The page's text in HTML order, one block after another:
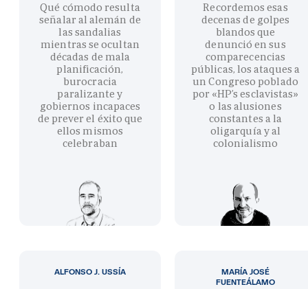
Qué cómodo resulta
señalar al alemán de
las sandalias
mientras se ocultan
décadas de mala
planificación,
burocracia
paralizante y
gobiernos incapaces
de prever el éxito que
ellos mismos
celebraban
Recordemos esas
decenas de golpes
blandos que
denunció en sus
comparecencias
públicas, los ataques a
un Congreso poblado
por «HP’s esclavistas»
o las alusiones
constantes a la
oligarquía y al
colonialismo
ALFONSO J. USSÍA
MARÍA JOSÉ
FUENTEÁLAMO